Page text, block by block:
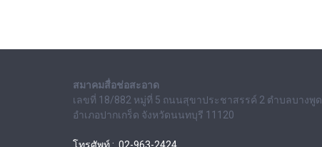
สมาคมสื่อช่อสะอาด
เลขที่ 18/882 หมู่ที่ 5 ถนนสุขาประชาสรรค์ 2 ตำบลบางพูด
อำเภอปากเกร็ด จังหวัดนนทบุรี 11120